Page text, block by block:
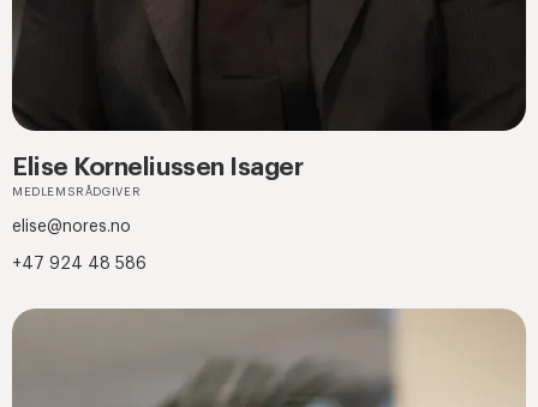
Elise Korneliussen Isager
MEDLEMSRÅDGIVER
elise@nores.no
+47 924 48 586